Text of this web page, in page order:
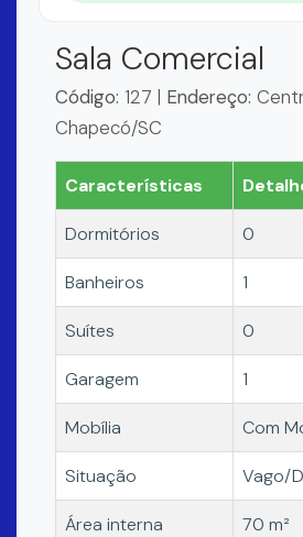
Sala Comercial
Código: 127 | Endereço:
Chapecó/SC
Características
Dormitórios 0
Banheiros 1
Suítes 0
Garagem 1
Mobília Com
Situação Vago/
Área interna 70 m²